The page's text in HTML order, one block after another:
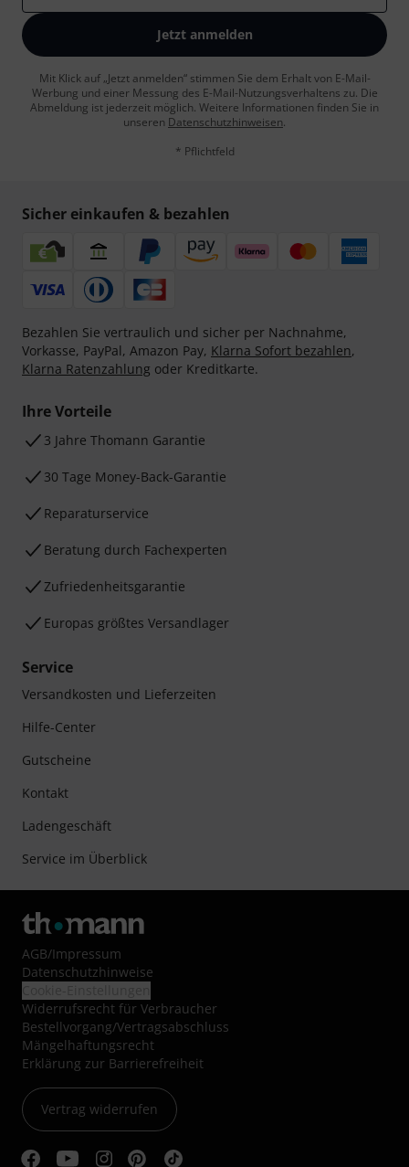
Jetzt anmelden
Mit Klick auf „Jetzt anmelden“ stimmen Sie dem Erhalt von E-Mail-
Werbung und einer Messung des E-Mail-Nutzungsverhaltens zu. Die
Abmeldung ist jederzeit möglich. Weitere Informationen finden Sie in
unseren Datenschutzhinweisen.
* Pflichtfeld
Sicher einkaufen & bezahlen
Bezahlen Sie vertraulich und sicher per Nachnahme,
Vorkasse, PayPal, Amazon Pay, Klarna Sofort bezahlen,
Klarna Ratenzahlung oder Kreditkarte.
Ihre Vorteile
3 Jahre Thomann Garantie
30 Tage Money-Back-Garantie
Reparaturservice
Beratung durch Fachexperten
Zufriedenheitsgarantie
Europas größtes Versandlager
Service
Versandkosten und Lieferzeiten
Hilfe-Center
Gutscheine
Kontakt
Ladengeschäft
Service im Überblick
AGB/Impressum
Datenschutzhinweise
Widerrufsrecht für Verbraucher
Bestellvorgang/Vertragsabschluss
Mängelhaftungsrecht
Erklärung zur Barrierefreiheit
Vertrag widerrufen